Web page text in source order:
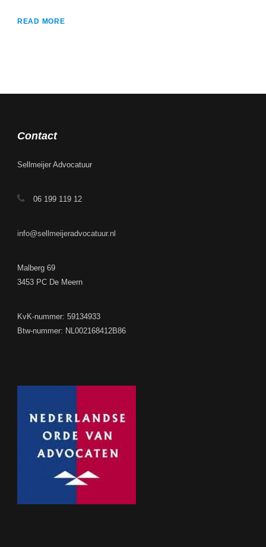
READ MORE
Contact
Sellmeijer Advocatuur
06 199 119 12
info@sellmeijeradvocatuur.nl
Malberg 69
3453 PC De Meern
KvK-nummer: 59134933
Btw-nummer: NL002168412B86